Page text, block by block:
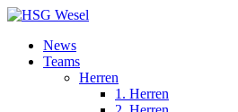
News
Teams
Herren
1. Herren